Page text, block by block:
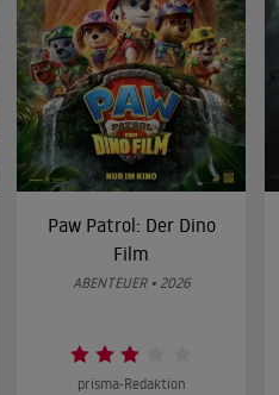
Paw Patrol: Der Dino
Film
ABENTEUER • 2026
prisma-Redaktion